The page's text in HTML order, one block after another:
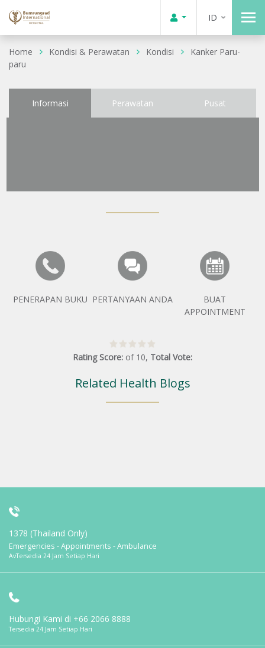
ID
Home Kondisi & Perawatan Kondisi
Kanker Paru-
paru
Informasi Perawatan Pusat
PENERAPAN BUKU PERTANYAAN ANDA
BUAT
APPOINTMENT
Rating Score: of 10, Total Vote:
Related Health Blogs
1378 (Thailand Only)
Emergencies - Appointments - Ambulance
AvTersedia 24 Jam Setiap Hari
Hubungi Kami di +66 2066 8888
Tersedia 24 Jam Setiap Hari